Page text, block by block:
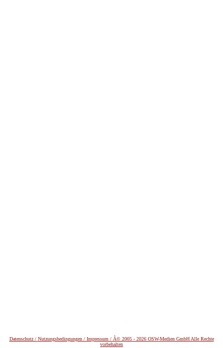
Datenschutz / Nutzungsbedingungen / Impressum / Â© 2005 - 2026 OSW-Medien GmbH Alle Rechte
vorbehalten